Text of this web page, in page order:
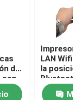
de
con
LAN
la